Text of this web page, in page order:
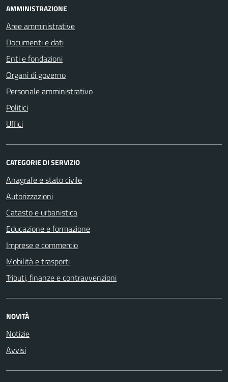
AMMINISTRAZIONE
Aree amministrative
Documenti e dati
Enti e fondazioni
Organi di governo
Personale amministrativo
Politici
Uffici
CATEGORIE DI SERVIZIO
Anagrafe e stato civile
Autorizzazioni
Catasto e urbanistica
Educazione e formazione
Imprese e commercio
Mobilità e trasporti
Tributi, finanze e contravvenzioni
NOVITÀ
Notizie
Avvisi